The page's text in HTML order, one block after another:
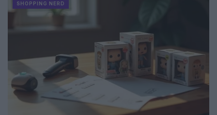
SHOPPING NERD